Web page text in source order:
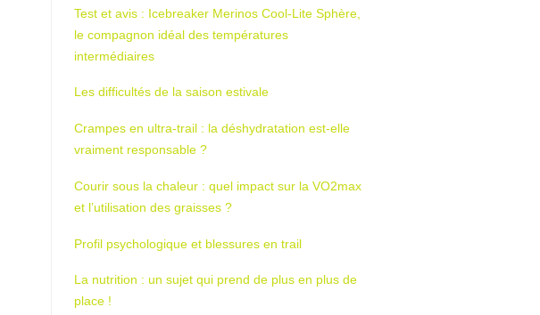
Test et avis : Icebreaker Merinos Cool-Lite Sphère,
le compagnon idéal des températures
intermédiaires
Les difficultés de la saison estivale
Crampes en ultra-trail : la déshydratation est-elle
vraiment responsable ?
Courir sous la chaleur : quel impact sur la VO2max
et l’utilisation des graisses ?
Profil psychologique et blessures en trail
La nutrition : un sujet qui prend de plus en plus de
place !